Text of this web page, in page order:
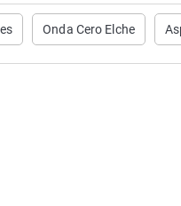
Onda Cero Elche